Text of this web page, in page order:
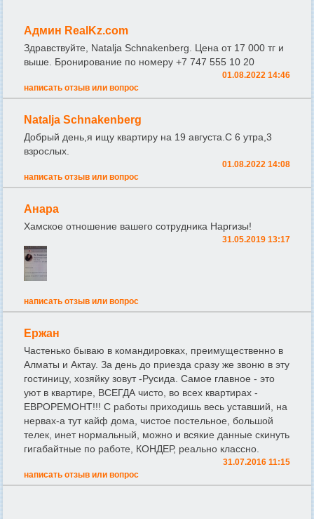
Админ RealKz.com
Здравствуйте, Natalja Schnakenberg. Цена от 17 000 тг и
выше. Бронирование по номеру +7 747 555 10 20
01.08.2022 14:46
написать отзыв или вопрос
Natalja Schnakenberg
Добрый день,я ищу квартиру на 19 августа.С 6 утра,3
взрослых.
01.08.2022 14:08
написать отзыв или вопрос
Анара
Хамское отношение вашего сотрудника Наргизы!
31.05.2019 13:17
написать отзыв или вопрос
Ержан
Частенько бываю в командировках, преимущественно в
Алматы и Актау. За день до приезда сразу же звоню в эту
гостиницу, хозяйку зовут -Русида. Самое главное - это
уют в квартире, ВСЕГДА чисто, во всех квартирах -
ЕВРОРЕМОНТ!!! С работы приходишь весь уставший, на
нервах-а тут кайф дома, чистое постельное, большой
телек, инет нормальный, можно и всякие данные скинуть
гигабайтные по работе, КОНДЕР, реально классно.
31.07.2016 11:15
написать отзыв или вопрос